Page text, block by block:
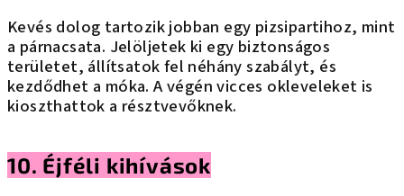
Kevés dolog tartozik jobban egy pizsipartihoz, mint
a párnacsata. Jelöljetek ki egy biztonságos
területet, állítsatok fel néhány szabályt, és
kezdődhet a móka. A végén vicces okleveleket is
kioszthattok a résztvevőknek.
10. Éjféli kihívások